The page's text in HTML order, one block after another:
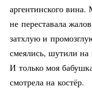
аргентинского
не переставала
затхлую и
смеялись, шутили
И только моя
смотрела на костёр.